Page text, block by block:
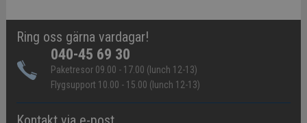
Ring oss gärna vardagar!
040-45 69 30
Paketresor 09.00 - 17.00 (lunch 12-13)
Flygsupport 10.00 - 15.00 (lunch 12-13)